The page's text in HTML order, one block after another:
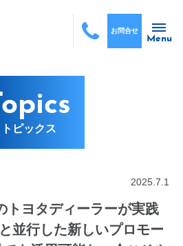
Menu
お問合せ
トピックス
2025.7.1
トヨタディーラーが実践
並行した新しいプロモー